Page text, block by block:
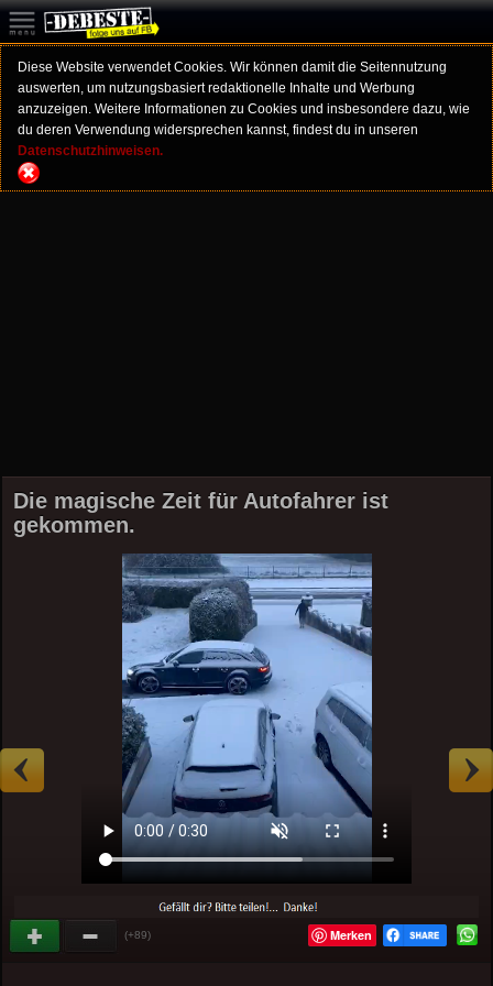
Diese Website verwendet Cookies. Wir können damit die Seitennutzung
auswerten, um nutzungsbasiert redaktionelle Inhalte und Werbung
anzuzeigen. Weitere Informationen zu Cookies und insbesondere dazu, wie
du deren Verwendung widersprechen kannst, findest du in unseren
Datenschutzhinweisen.
Die magische Zeit für Autofahrer ist
gekommen.
(+89) Merken